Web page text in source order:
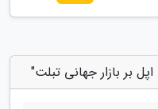
بر بازار جهانی تبلت"